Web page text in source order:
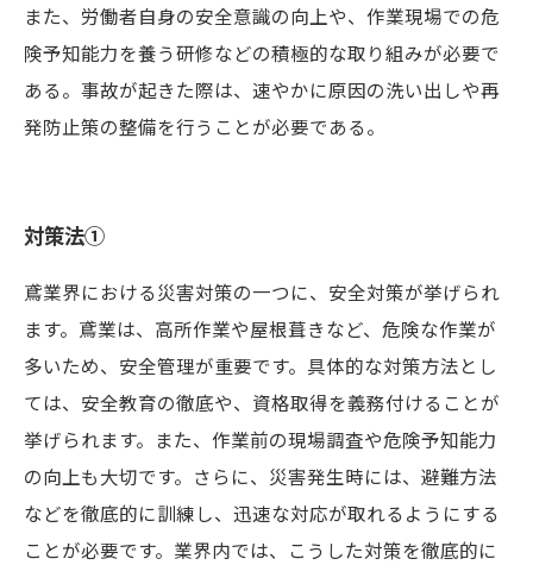
また、労働者自身の安全意識の向上や、作業現場での危
険予知能力を養う研修などの積極的な取り組みが必要で
ある。事故が起きた際は、速やかに原因の洗い出しや再
発防止策の整備を行うことが必要である。
対策法①
鳶業界における災害対策の一つに、安全対策が挙げられ
ます。鳶業は、高所作業や屋根葺きなど、危険な作業が
多いため、安全管理が重要です。具体的な対策方法とし
ては、安全教育の徹底や、資格取得を義務付けることが
挙げられます。また、作業前の現場調査や危険予知能力
の向上も大切です。さらに、災害発生時には、避難方法
などを徹底的に訓練し、迅速な対応が取れるようにする
ことが必要です。業界内では、こうした対策を徹底的に